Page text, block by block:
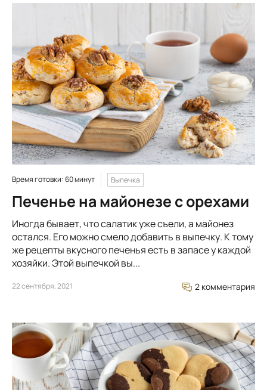
Время готовки: 60 минут Выпечка
Печенье на майонезе с орехами
Иногда бывает, что салатик уже съели, а майонез
остался. Его можно смело добавить в выпечку. К тому
же рецепты вкусного печенья есть в запасе у каждой
хозяйки. Этой выпечкой вы...
22 сентября, 2021 2 комментария